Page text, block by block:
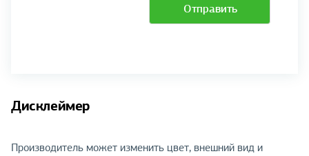
Отправить
Дисклеймер
Производитель может изменить цвет, внешний вид и